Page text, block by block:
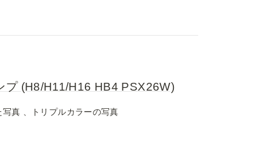
プ (H8/H11/H16 HB4 PSX26W)
真 、トリプルカラーの写真